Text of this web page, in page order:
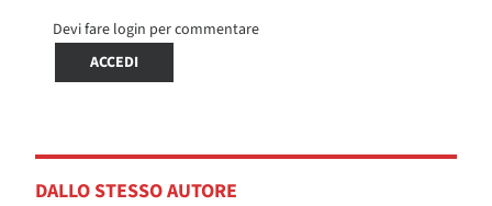
Devi fare login per commentare
ACCEDI
DALLO STESSO AUTORE